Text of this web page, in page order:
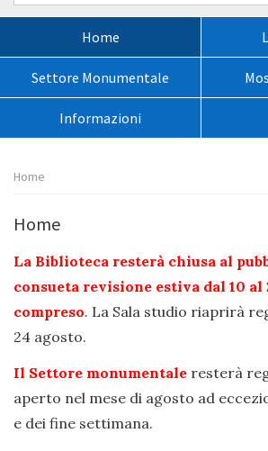
Home
Settore Monumentale
Informazioni
Percorso
Home
Home
La Biblioteca resterà chiusa al
consueta revisione estiva dal 10 al
compreso. La Sala studio riaprirà
24 agosto.
Il Settore monumentale resterà
aperto nel mese di agosto ad
e dei fine settimana.